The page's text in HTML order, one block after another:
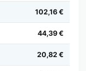
102,16 €
44,39 €
20,82 €